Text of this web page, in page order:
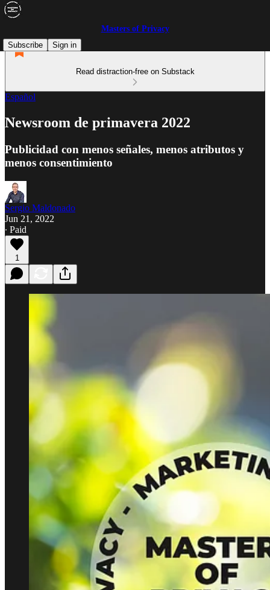
Masters of Privacy
Subscribe
Sign in
Read distraction-free on Substack
Español
Newsroom de primavera 2022
Publicidad con menos señales, menos atributos y
menos consentimiento
Sergio Maldonado
Jun 21, 2022
∙ Paid
1